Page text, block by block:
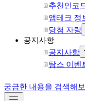
추천인코
앱테크 정
당첨 자랑
공지사항
공지사항
탐스 이벤
궁금한 내용을 검색해